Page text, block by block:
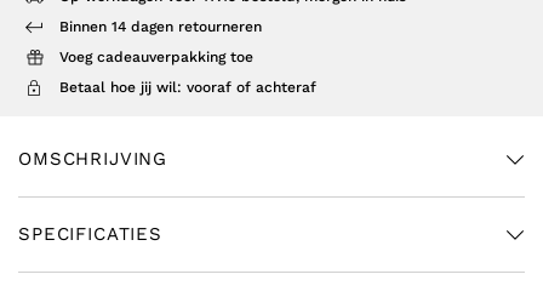
Binnen 14 dagen retourneren
Voeg cadeauverpakking toe
Betaal hoe jij wil: vooraf of achteraf
OMSCHRIJVING
SPECIFICATIES